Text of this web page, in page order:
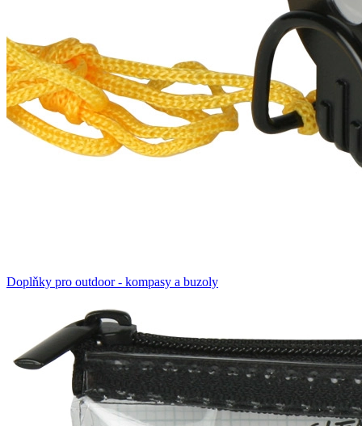
Doplňky pro outdoor - kompasy a buzoly